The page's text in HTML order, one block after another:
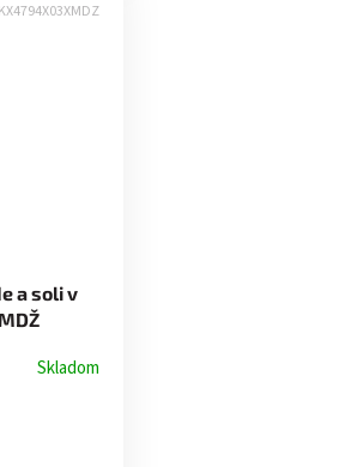
a soli v
Skladom